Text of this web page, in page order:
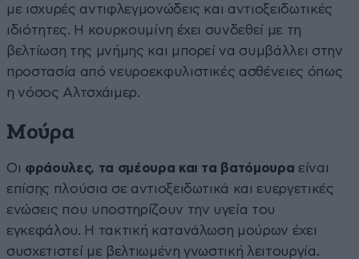
με ισχυρές αντιφλεγμονώδεις και αντιοξειδωτικές
ιδιότητες. Η κουρκουμίνη έχει συνδεθεί με τη
βελτίωση της μνήμης και μπορεί να συμβάλλει στην
προστασία από νευροεκφυλιστικές ασθένειες όπως
η νόσος Αλτσχάιμερ.
Μούρα
Οι φράουλες, τα σμέουρα και τα βατόμουρα είναι
επίσης πλούσια σε αντιοξειδωτικά και ευεργετικές
ενώσεις που υποστηρίζουν την υγεία του
εγκεφάλου. Η τακτική κατανάλωση μούρων έχει
συσχετιστεί με βελτιωμένη γνωστική λειτουργία.